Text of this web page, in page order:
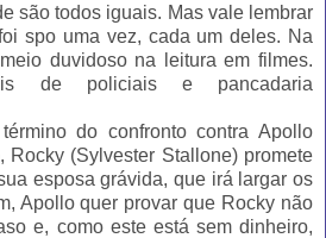
são todos iguais. Mas vale lembrar
spo uma vez, cada um deles. Na
duvidoso na leitura em filmes.
de policiais e pancadaria
do confronto contra Apollo
Rocky (Sylvester Stallone) promete
esposa grávida, que irá largar os
Apollo quer provar que Rocky não
e, como este está sem dinheiro,